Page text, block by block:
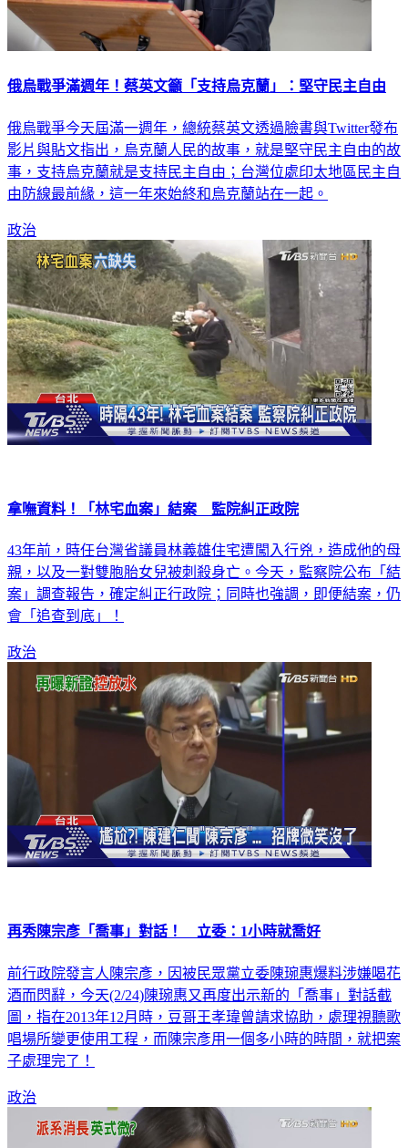
俄烏戰爭滿週年！蔡英文籲「支持烏克蘭」：堅守民主自由
俄烏戰爭今天屆滿一週年，總統蔡英文透過臉書與Twitter發布
影片與貼文指出，烏克蘭人民的故事，就是堅守民主自由的故
事，支持烏克蘭就是支持民主自由；台灣位處印太地區民主自
由防線最前緣，這一年來始終和烏克蘭站在一起。
政治
拿嘸資料！「林宅血案」結案 監院糾正政院
43年前，時任台灣省議員林義雄住宅遭闖入行兇，造成他的母
親，以及一對雙胞胎女兒被刺殺身亡。今天，監察院公布「結
案」調查報告，確定糾正行政院；同時也強調，即便結案，仍
會「追查到底」！
政治
再秀陳宗彥「喬事」對話！ 立委：1小時就喬好
前行政院發言人陳宗彥，因被民眾黨立委陳琬惠爆料涉嫌喝花
酒而閃辭，今天(2/24)陳琬惠又再度出示新的「喬事」對話截
圖，指在2013年12月時，豆哥王孝瑋曾請求協助，處理視聽歌
唱場所變更使用工程，而陳宗彥用一個多小時的時間，就把案
子處理完了！
政治